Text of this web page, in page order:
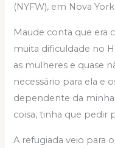
(NYFW), em Nova York.
Maude conta que era
muita dificuldade no
as mulheres e quase
necessário para ela e
dependente da
coisa, tinha que pedir
A refugiada veio para